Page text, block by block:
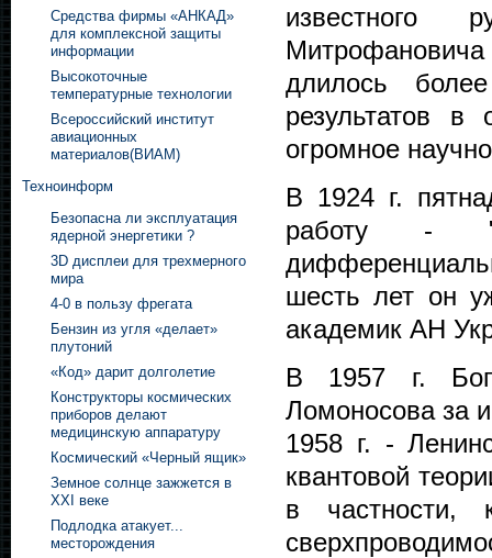
известного
длилось
результатов
огромное
В 1924 г.
работу -
шесть лет он
академик АН
В 1957 г.
Ломоносова за
1958 г. -
квантовой
в частности,
Средства фирмы «АНКАД»
для комплексной защиты
информации
Высокоточные
температурные технологии
Всероссийский институт
авиационных
материалов(ВИАМ)
Техноинформ
Безопасна ли эксплуатация
ядерной энергетики ?
3D дисплеи для трехмерного
мира
4-0 в пользу фрегата
Бензин из угля «делает»
плутоний
«Код» дарит долголетие
Конструкторы космических
приборов делают
медицинскую аппаратуру
Космический «Черный ящик»
Земное солнце зажжется в
XXI веке
Подлодка атакует...
месторождения